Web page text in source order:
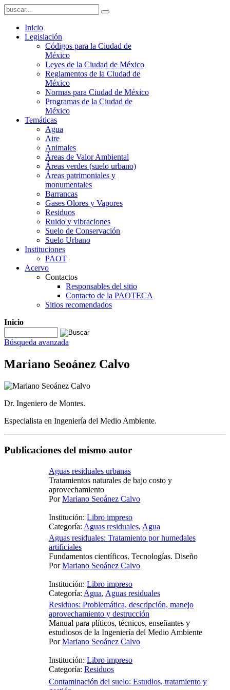
Inicio
Legislación
Códigos para la Ciudad de
México
Leyes de la Ciudad de México
Reglamentos de la Ciudad de
México
Normas para Ciudad de México
Programas de la Ciudad de
México
Temáticas
Agua
Aire
Animales
Áreas de Valor Ambiental
Áreas verdes (suelo urbano)
Áreas patrimoniales y
monumentales
Barrancas
Gases Olores y Vapores
Residuos
Ruido y vibraciones
Suelo de Conservación
Suelo Urbano
Instituciones
PAOT
Acervo
Contactos
Responsables del sitio
Contacto de la PAOTECA
Sitios recomendados
Inicio
Búsqueda avanzada
Mariano Seoánez Calvo
Dr. Ingeniero de Montes.
Especialista en Ingeniería del Medio Ambiente.
Publicaciones del mismo autor
Aguas residuales urbanas
Tratamientos naturales de bajo costo y
aprovechamiento
PorMariano Seoánez Calvo
Institución: Libro impreso
Categoría: Aguas residuales, Agua
Aguas residuales: Tratamiento por humedales
artificiales
Fundamentos científicos. Tecnologías. Diseño
PorMariano Seoánez Calvo
Institución: Libro impreso
Categoría: Agua, Aguas residuales
Residuos: Problemática, descripción, manejo
aprovechamiento y destrucción
Manual para plíticos, técnicos, enseñantes y
estudiosos de la Ingeniería del Medio Ambiente
PorMariano Seoánez Calvo
Institución: Libro impreso
Categoría: Residuos
Contaminación del suelo: Estudios, tratamiento y